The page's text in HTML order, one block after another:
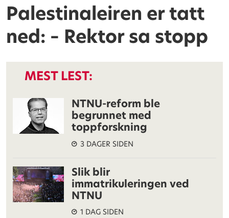
Palestinaleiren er tatt
ned: – Rektor sa stopp
MEST LEST:
NTNU-reform ble
begrunnet med
toppforskning
3 DAGER SIDEN
Slik blir
immatrikuleringen ved
NTNU
1 DAG SIDEN